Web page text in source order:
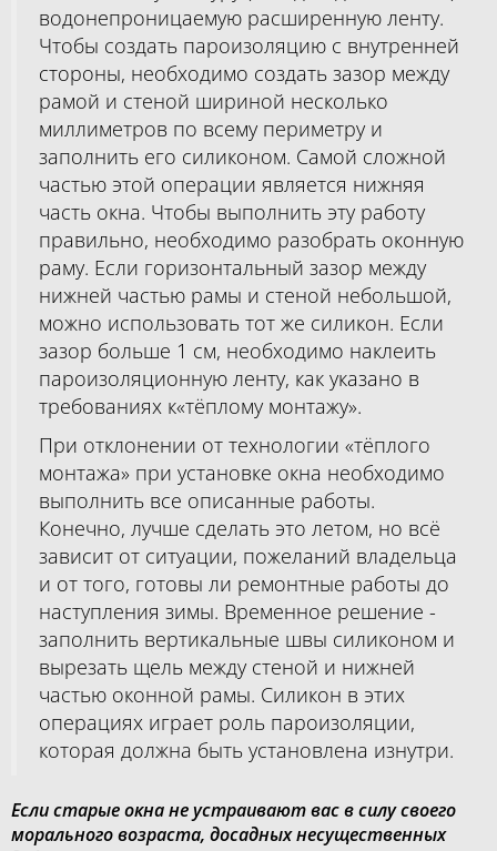
водонепроницаемую расширенную ленту.
Чтобы создать пароизоляцию с внутренней
стороны, необходимо создать зазор между
рамой и стеной шириной несколько
миллиметров по всему периметру и
заполнить его силиконом. Самой сложной
частью этой операции является нижняя
часть окна. Чтобы выполнить эту работу
правильно, необходимо разобрать оконную
раму. Если горизонтальный зазор между
нижней частью рамы и стеной небольшой,
можно использовать тот же силикон. Если
зазор больше 1 см, необходимо наклеить
пароизоляционную ленту, как указано в
требованиях к«тёплому монтажу».
При отклонении от технологии «тёплого
монтажа» при установке окна необходимо
выполнить все описанные работы.
Конечно, лучше сделать это летом, но всё
зависит от ситуации, пожеланий владельца
и от того, готовы ли ремонтные работы до
наступления зимы. Временное решение -
заполнить вертикальные швы силиконом и
вырезать щель между стеной и нижней
частью оконной рамы. Силикон в этих
операциях играет роль пароизоляции,
которая должна быть установлена изнутри.
Если старые окна не устраивают вас в силу своего
морального возраста, досадных несущественных